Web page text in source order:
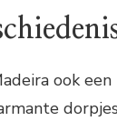
ook